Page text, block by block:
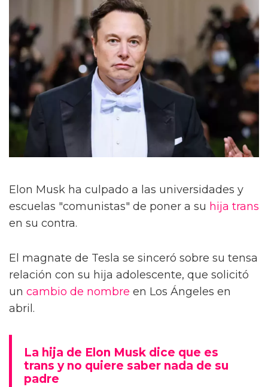
Elon Musk ha culpado a las universidades y
escuelas "comunistas" de poner a su hija trans
en su contra.
El magnate de Tesla se sinceró sobre su tensa
relación con su hija adolescente, que solicitó
un cambio de nombre en Los Ángeles en
abril.
La hija de Elon Musk dice que es
trans y no quiere saber nada de su
padre